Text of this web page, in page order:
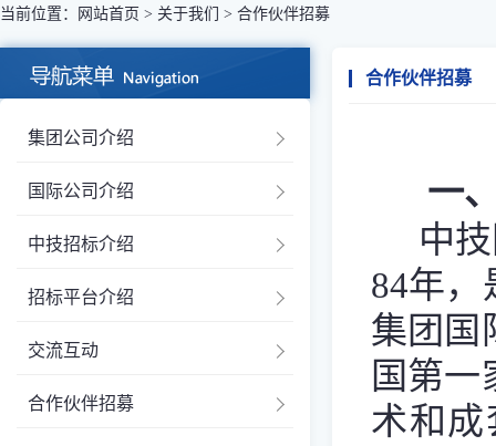
当前位置： 网站首页 > 关于我们 > 合作伙伴招募
集团公司介绍
国际公司介绍
中技招标介绍
招标平台介绍
交流互动
合作伙伴招募
合作伙伴招募
一
中
84年，
集团国
国第
术和